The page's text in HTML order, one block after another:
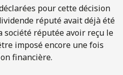
pour cette décision
réputé avait déjà été
société réputée avoir reçu le
imposé encore une fois
financière.